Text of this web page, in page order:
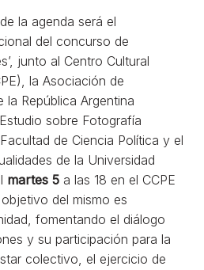
la agenda será el
del concurso de
junto al Centro Cultural
la Asociación de
República Argentina
sobre Fotografía
de Ciencia Política y el
de la Universidad
martes 5 a las 18 en el CCPE
del mismo es
fomentando el diálogo
y su participación para la
colectivo, el ejercicio de